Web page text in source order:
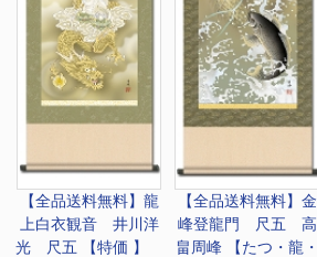
【全品送料無料】 龍
上白衣観音 井川洋
光 尺五 【特価 】
【全品送料無料】 金
峰登龍門 尺五 高
畠周峰 【たつ・龍・